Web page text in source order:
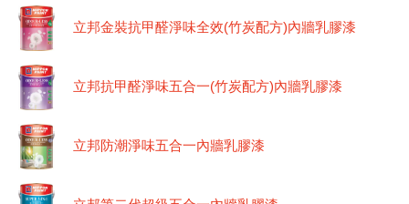
立邦金裝抗甲醛淨味全效(竹炭配方)內牆乳膠漆
立邦抗甲醛淨味五合一(竹炭配方)內牆乳膠漆
立邦防潮淨味五合一內牆乳膠漆